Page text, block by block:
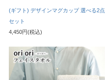
(ギフト) デザインマグカップ 選べる2点
セット
4,450円(税込)